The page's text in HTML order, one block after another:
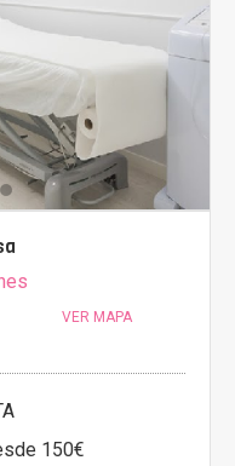
VER MAPA
150€